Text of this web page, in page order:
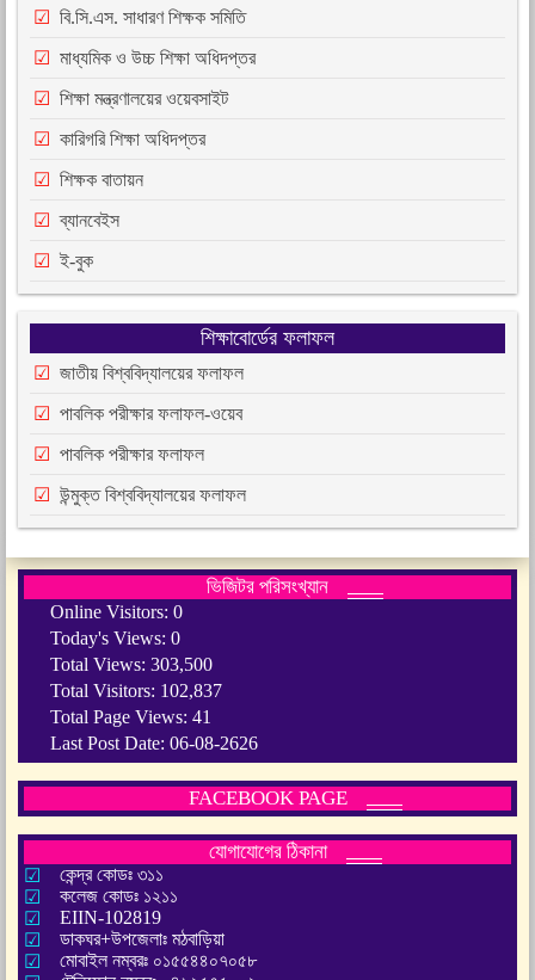
বি.সি.এস. সাধারণ শিক্ষক সমিতি
মাধ্যমিক ও উচ্চ শিক্ষা অধিদপ্তর
শিক্ষা মন্ত্রণালয়ের ওয়েবসাইট
কারিগরি শিক্ষা অধিদপ্তর
শিক্ষক বাতায়ন
ব্যানবেইস
ই-বুক
শিক্ষাবোর্ডের ফলাফল
জাতীয় বিশ্ববিদ্যালয়ের ফলাফল
পাবলিক পরীক্ষার ফলাফল-ওয়েব
পাবলিক পরীক্ষার ফলাফল
উন্মুক্ত বিশ্ববিদ্যালয়ের ফলাফল
ভিজিটর পরিসংখ্যান
Online Visitors: 0
Today's Views: 0
Total Views: 303,500
Total Visitors: 102,837
Total Page Views: 41
Last Post Date: 06-08-2626
FACEBOOK PAGE
যোগাযোগের ঠিকানা
কেন্দ্র কোডঃ ৩১১
কলেজ কোডঃ ১২১১
EIIN-102819
ডাকঘর+উপজেলাঃ মঠবাড়িয়া
মোবাইল নম্বরঃ ০১৫৫৪৪০৭০৫৮